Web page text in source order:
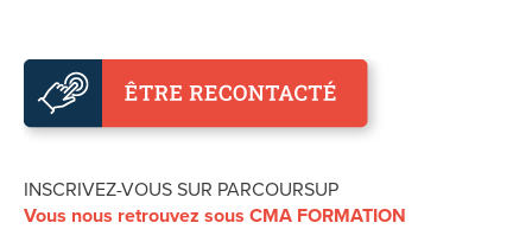
INSCRIVEZ-VOUS SUR PARCOURSUP
Vous nous retrouvez sous CMA FORMATION